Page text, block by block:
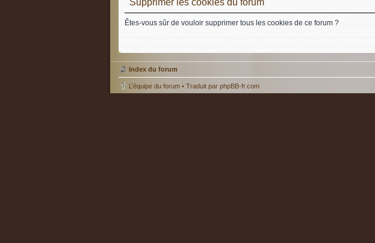
Supprimer les cookies du forum
Êtes-vous sûr de vouloir supprimer tous les cookies de ce forum ?
Index du forum
L’équipe du forum • Traduit par phpBB-fr.com